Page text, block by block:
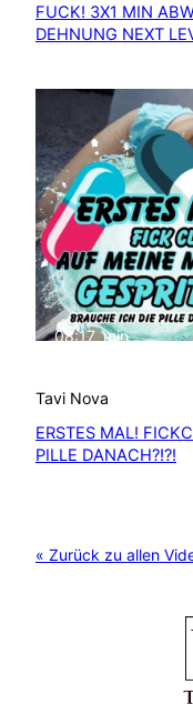
FUCK! 3X1 MIN
DEHNUNG NEXT
08:17 min
Tavi Nova
ERSTES MAL!
PILLE DANACH?!?!
« Zurück zu allen